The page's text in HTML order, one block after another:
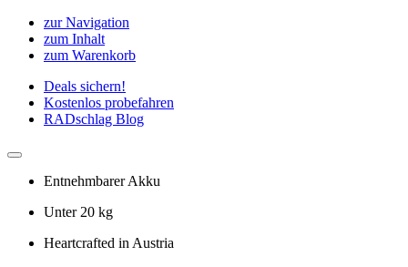
zur Navigation
zum Inhalt
zum Warenkorb
Deals sichern!
Kostenlos probefahren
RADschlag Blog
Entnehmbarer Akku
Unter 20 kg
Heartcrafted in Austria